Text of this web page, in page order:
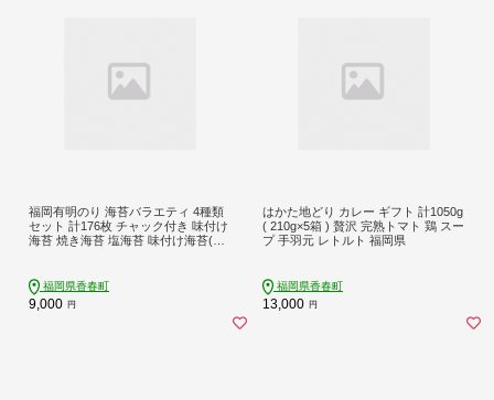
福岡有明のり 海苔バラエティ 4種類
セット 計176枚 チャック付き 味付け
海苔 焼き海苔 塩海苔 味付け海苔(濃
福岡県香春町
9,000 円
はかた地どり カレー ギフト 計1050g
( 210g×5箱 ) 贅沢 完熟トマト 鶏 スー
プ 手羽元 レトルト 福岡県
福岡県香春町
13,000 円